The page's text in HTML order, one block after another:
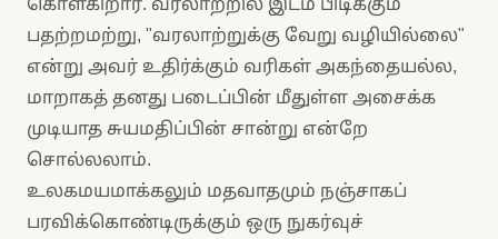
கொள்கிறார். வரலாற்றில் இடம் பிடிக்கும்
பதற்றமற்று, "வரலாற்றுக்கு வேறு வழியில்லை"
என்று அவர் உதிர்க்கும் வரிகள் அகந்தையல்ல,
மாறாகத் தனது படைப்பின் மீதுள்ள அசைக்க
முடியாத சுயமதிப்பின் சான்று என்றே
சொல்லலாம்.
உலகமயமாக்கலும் மதவாதமும் நஞ்சாகப்
பரவிக்கொண்டிருக்கும் ஒரு நுகர்வுச்